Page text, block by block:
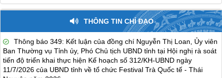
THÔNG TIN CHỈ ĐẠO
Thông báo 349: Kết luận của đồng chí Nguyễn Thị Loan, Ủy viên
Ban Thường vụ Tỉnh ủy, Phó Chủ tịch UBND tỉnh tại Hội nghị rà soát
tiến độ triển khai thực hiện Kế hoạch số 312/KH-UBND ngày
11/7/2026 của UBND tỉnh về tổ chức Festival Trà Quốc tế - Thái